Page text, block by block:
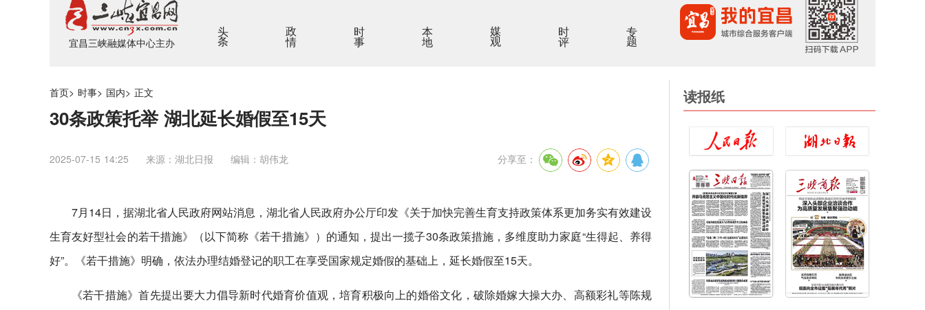
宜昌三峡融媒体中心主办
头条 政情 时事 本地 媒观 时评 专题
首页> 时事> 国内> 正文
30条政策托举 湖北延长婚假至15天
2025-07-15 14:25 来源：湖北日报 编辑：胡伟龙 分享至：
7月14日，据湖北省人民政府网站消息，湖北省人民政府办公厅印发《关于加快完善生育支持政策体系更加务实有效建设
生育友好型社会的若干措施》（以下简称《若干措施》）的通知，提出一揽子30条政策措施，多维度助力家庭“生得起、养得
好”。《若干措施》明确，依法办理结婚登记的职工在享受国家规定婚假的基础上，延长婚假至15天。
《若干措施》首先提出要大力倡导新时代婚育价值观，培育积极向上的婚俗文化，破除婚嫁大操大办、高额彩礼等陈规
读报纸